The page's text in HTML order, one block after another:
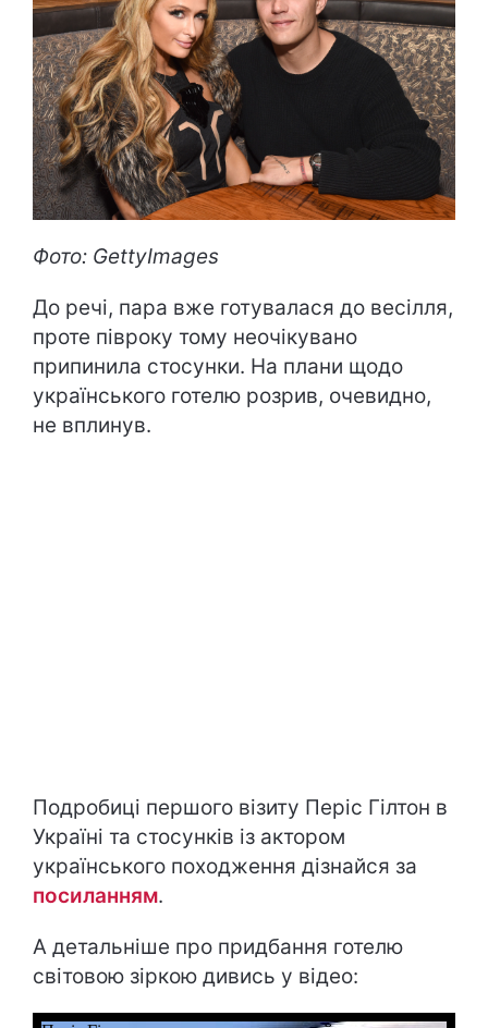
Фото: GettyImages
До речі, пара вже готувалася до весілля,
проте півроку тому неочікувано
припинила стосунки. На плани щодо
українського готелю розрив, очевидно,
не вплинув.
Подробиці першого візиту Періс Гілтон в
Україні та стосунків із актором
українського походження дізнайся за
посиланням.
А детальніше про придбання готелю
світовою зіркою дивись у відео: